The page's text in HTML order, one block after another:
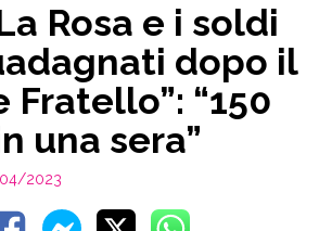
Rosa e i soldi
dopo il
Fratello”: “150
una sera”
04/2023